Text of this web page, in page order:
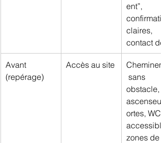
ent”,
claires,
contact
Avant
(repérage)
Accès au site
sans
obstacle,
ortes, WC
zones de